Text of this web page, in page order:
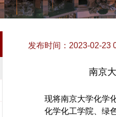
发布时间：2023-02-23
南京
现将南京大学化学
化学化工学院、绿